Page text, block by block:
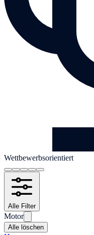
Wettbewerbsorientiert
Alle Filter
Motor
Alle löschen